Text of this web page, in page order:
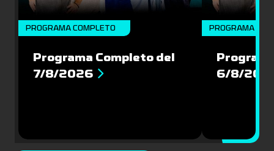
PROGRAMA COMPLETO
Programa Completo del
7/8/2026
PROGRAMA
6/8/